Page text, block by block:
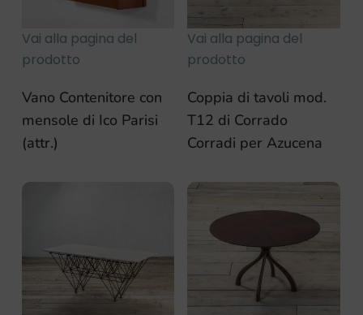
Vai alla pagina del
prodotto
Vano Contenitore con
mensole di Ico Parisi
(attr.)
Vai alla pagina del
prodotto
Coppia di tavoli mod.
T12 di Corrado
Corradi per Azucena